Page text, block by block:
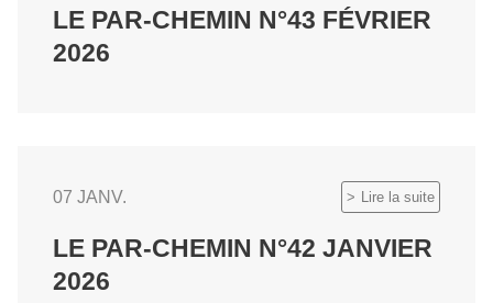
LE PAR-CHEMIN N°43 FÉVRIER
2026
Lire la suite
07 JANV.
LE PAR-CHEMIN N°42 JANVIER
2026